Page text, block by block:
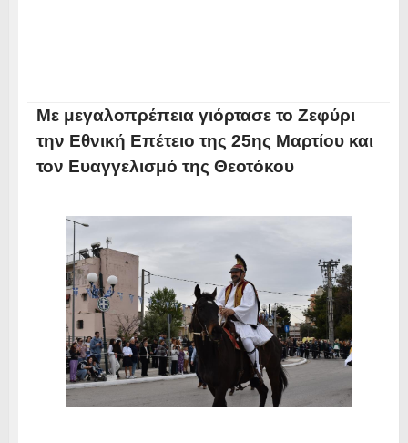
Με μεγαλοπρέπεια γιόρτασε το Ζεφύρι
την Εθνική Επέτειο της 25ης Μαρτίου και
τον Ευαγγελισμό της Θεοτόκου